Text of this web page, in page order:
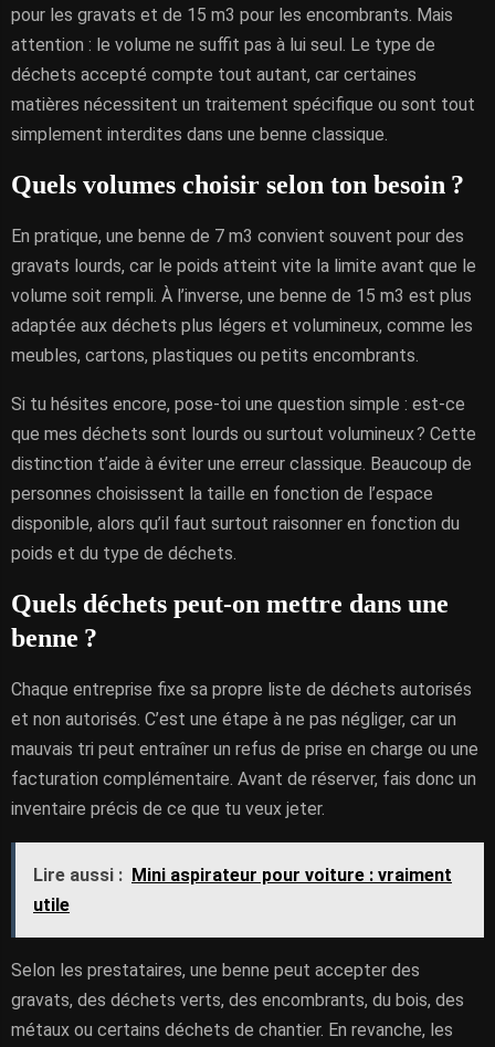
pour les gravats et de 15 m3 pour les encombrants. Mais
attention : le volume ne suffit pas à lui seul. Le type de
déchets accepté compte tout autant, car certaines
matières nécessitent un traitement spécifique ou sont tout
simplement interdites dans une benne classique.
Quels volumes choisir selon ton besoin ?
En pratique, une benne de 7 m3 convient souvent pour des
gravats lourds, car le poids atteint vite la limite avant que le
volume soit rempli. À l’inverse, une benne de 15 m3 est plus
adaptée aux déchets plus légers et volumineux, comme les
meubles, cartons, plastiques ou petits encombrants.
Si tu hésites encore, pose-toi une question simple : est-ce
que mes déchets sont lourds ou surtout volumineux ? Cette
distinction t’aide à éviter une erreur classique. Beaucoup de
personnes choisissent la taille en fonction de l’espace
disponible, alors qu’il faut surtout raisonner en fonction du
poids et du type de déchets.
Quels déchets peut-on mettre dans une
benne ?
Chaque entreprise fixe sa propre liste de déchets autorisés
et non autorisés. C’est une étape à ne pas négliger, car un
mauvais tri peut entraîner un refus de prise en charge ou une
facturation complémentaire. Avant de réserver, fais donc un
inventaire précis de ce que tu veux jeter.
Lire aussi : Mini aspirateur pour voiture : vraiment
utile
Selon les prestataires, une benne peut accepter des
gravats, des déchets verts, des encombrants, du bois, des
métaux ou certains déchets de chantier. En revanche, les